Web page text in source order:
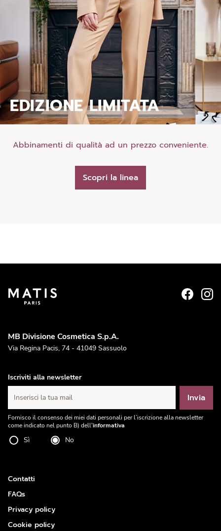
EDIZIONE LIMITATA
Abbinamenti di qualità ad un prezzo conveniente.
Scopri la linea
MB Divisione Cosmetica S.p.A.
Via Regina Pacis, 74 - 41049 Sassuolo
Iscriviti alla newsletter
Inserisci la tua mail Invia
Fornisco il consenso dei miei dati personali per l’iscrizione alla newsletter
come indicato nel punto B) dell'informativa
Sì No
Contatti
FAQs
Privacy policy
Cookie policy